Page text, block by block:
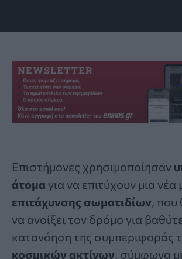
Επιστήμονες χρησιμοποίησαν
άτομα για να επιτύχουν μια
επιτάχυνσης σωματιδίων, που
να ανοίξει τον δρόμο για
κατανόηση της συμπεριφοράς
κοσμικών ακτίνων, σύμφωνα